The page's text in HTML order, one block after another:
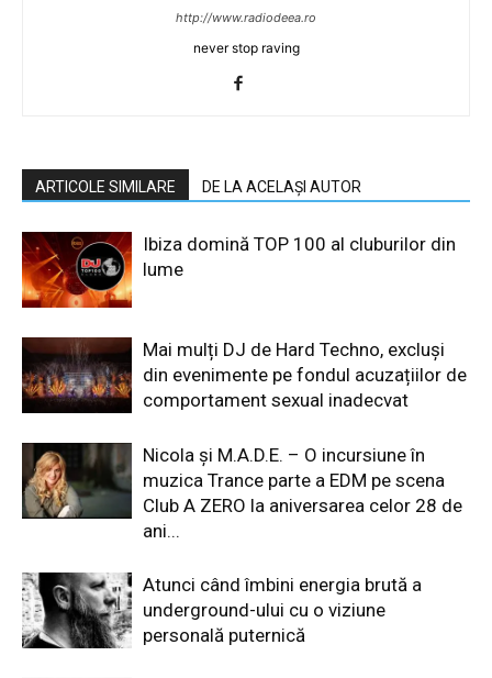
http://www.radiodeea.ro
never stop raving
ARTICOLE SIMILARE DE LA ACELAȘI AUTOR
Ibiza domină TOP 100 al cluburilor din
lume
Mai mulți DJ de Hard Techno, excluși
din evenimente pe fondul acuzațiilor de
comportament sexual inadecvat
Nicola și M.A.D.E. – O incursiune în
muzica Trance parte a EDM pe scena
Club A ZERO la aniversarea celor 28 de
ani...
Atunci când îmbini energia brută a
underground-ului cu o viziune
personală puternică